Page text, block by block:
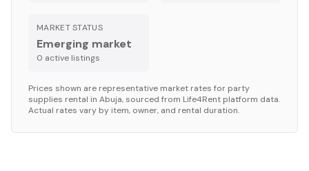
MARKET STATUS
Emerging market
0 active listings
Prices shown are representative market rates for party
supplies rental in Abuja, sourced from Life4Rent platform data.
Actual rates vary by item, owner, and rental duration.